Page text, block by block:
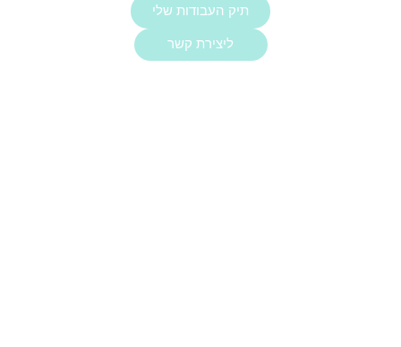
תיק העבודות שלי
ליצירת קשר